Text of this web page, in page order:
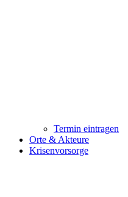
Termin eintragen
Orte & Akteure
Krisenvorsorge